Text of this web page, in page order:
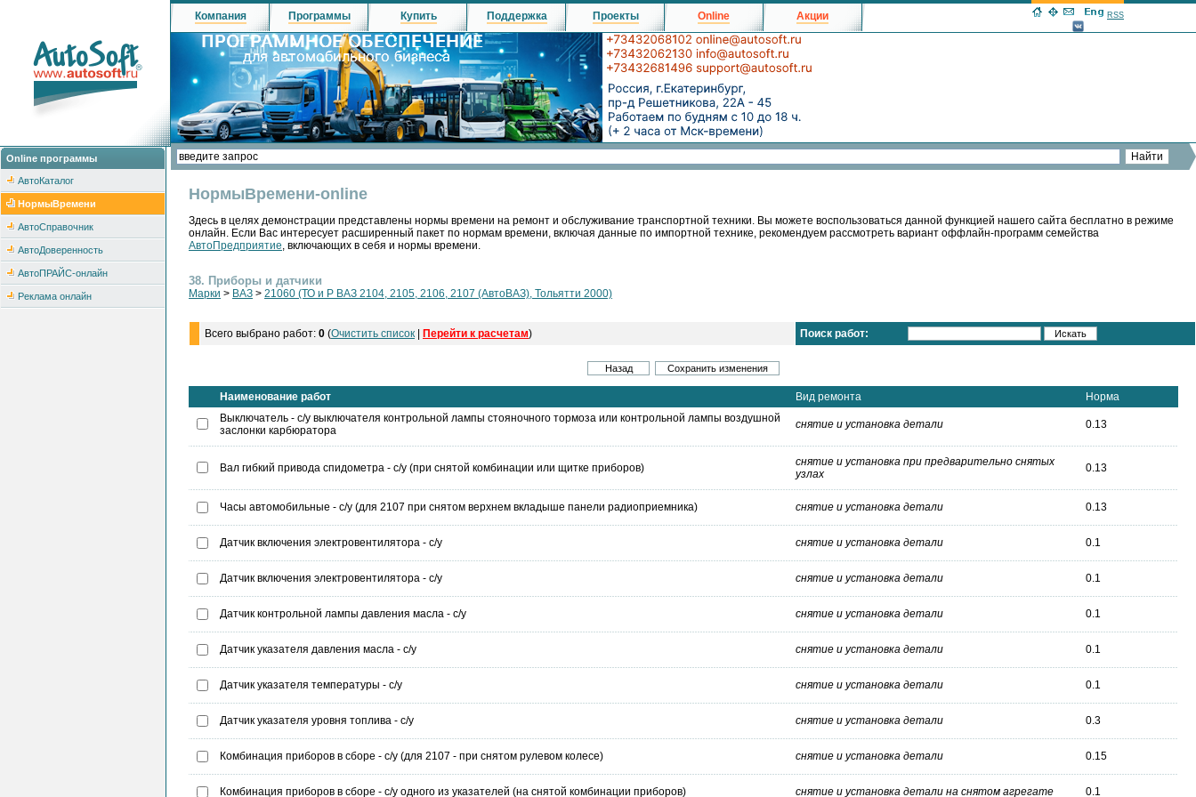
Online программы
АвтоКаталог
НормыВремени
АвтоСправочник
АвтоДоверенность
АвтоПРАЙС-онлайн
Реклама онлайн
Компания Программы Купить Поддержка Проекты Online Акции RSS
НормыВремени-online
Здесь в целях демонстрации представлены нормы времени на ремонт и обслуживание транспортной техники. Вы можете воспользоваться данной функцией нашего сайта бесплатно в режиме
онлайн. Если Вас интересует расширенный пакет по нормам времени, включая данные по импортной технике, рекомендуем рассмотреть вариант оффлайн-программ семейства
АвтоПредприятие, включающих в себя и нормы времени.
38. Приборы и датчики
Марки > ВАЗ > 21060 (ТО и Р ВАЗ 2104, 2105, 2106, 2107 (АвтоВАЗ), Тольятти 2000)
Всего выбрано работ: 0 (Очистить список | Перейти к расчетам) Поиск работ:
Наименование работ Вид ремонта
Норма
Выключатель - с/у выключателя контрольной лампы стояночного тормоза или контрольной лампы воздушной
заслонки карбюратора
снятие и установка детали 0.13
Вал гибкий привода спидометра - с/у (при снятой комбинации или щитке приборов)
снятие и установка при предварительно снятых
узлах
0.13
Часы автомобильные - с/у (для 2107 при снятом верхнем вкладыше панели радиоприемника) снятие и установка детали 0.13
Датчик включения электровентилятора - с/у снятие и установка детали 0.1
Датчик включения электровентилятора - с/у снятие и установка детали 0.1
Датчик контрольной лампы давления масла - с/у снятие и установка детали 0.1
Датчик указателя давления масла - с/у снятие и установка детали 0.1
Датчик указателя температуры - с/у снятие и установка детали 0.1
Датчик указателя уровня топлива - с/у снятие и установка детали 0.3
Комбинация приборов в сборе - с/у (для 2107 - при снятом рулевом колесе) снятие и установка детали 0.15
Комбинация приборов в сборе - с/у одного из указателей (на снятой комбинации приборов) снятие и установка детали на снятом агрегате 0.1